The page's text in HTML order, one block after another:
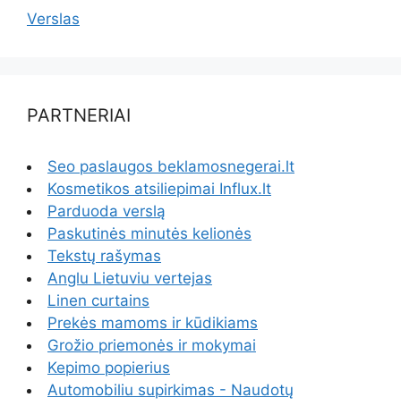
Verslas
PARTNERIAI
Seo paslaugos beklamosnegerai.lt
Kosmetikos atsiliepimai Influx.lt
Parduoda verslą
Paskutinės minutės kelionės
Tekstų rašymas
Anglu Lietuviu vertejas
Linen curtains
Prekės mamoms ir kūdikiams
Grožio priemonės ir mokymai
Kepimo popierius
Automobiliu supirkimas - Naudotų